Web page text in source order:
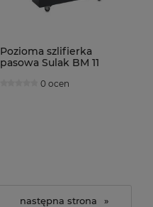
Pozioma szlifierka
pasowa Sulak BM 11
0 ocen
»